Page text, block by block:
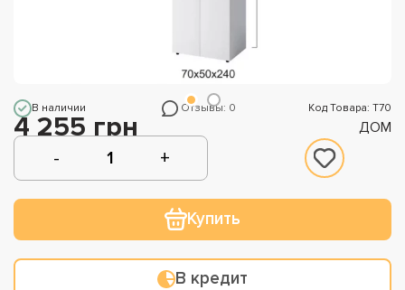
В наличии Отзывы: 0 Код Товара: Т70
4 255 грн ДОМ
Купить
В кредит